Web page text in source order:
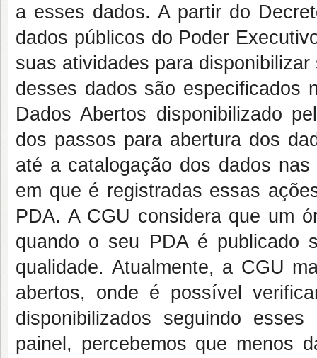
a esses dados. A partir do
dados públicos do Poder
suas atividades para
desses dados são
Dados Abertos disponibilizado
dos passos para abertura dos
até a catalogação dos dados
em que é registradas essas
PDA. A CGU considera que um
quando o seu PDA é publicado
qualidade. Atualmente, a CGU
abertos, onde é possível
disponibilizados seguindo
painel, percebemos que menos